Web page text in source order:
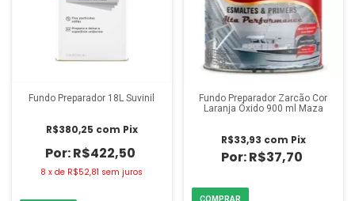
Fundo Preparador 18L Suvinil
R$422,50
R$380,25 com Pix
8 xde R$52,81 sem juros
Fundo Preparador Zarcão Cor
Laranja Óxido 900 ml Maza
R$37,70
R$33,93 com Pix